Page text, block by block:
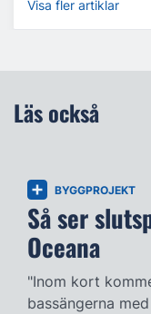
Visa fler artiklar
Läs också
BYGGPROJEKT
Så ser
Oceana
"Inom kort
bassängerna